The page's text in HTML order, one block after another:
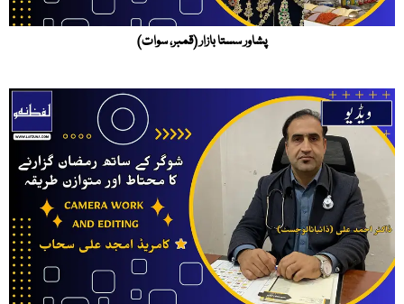
پشاور سستا بازار (قمبر، سوات)